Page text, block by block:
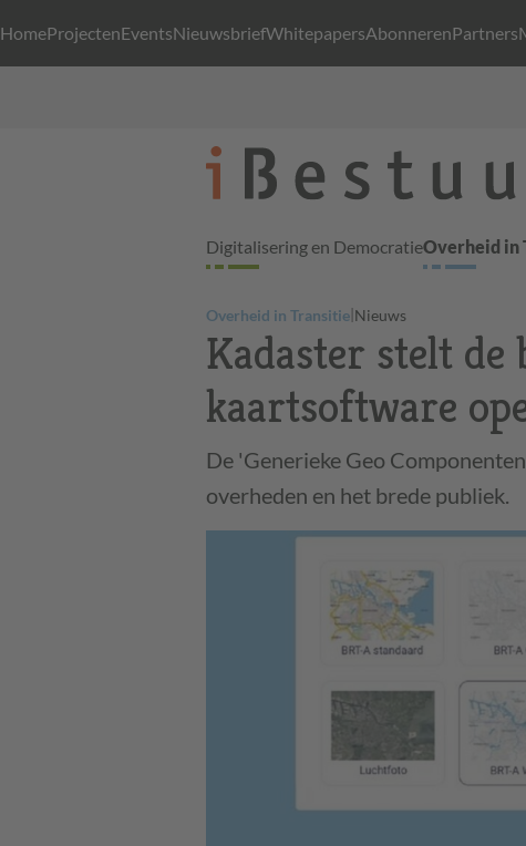
HomeProjectenEventsNieuwsbriefWhitepapersAbonnerenPartners
Digitalisering en DemocratieOverheid in
Overheid in Transitie|Nieuws
Kadaster stelt de
kaartsoftware
De 'Generieke Geo
overheden en het brede publiek.